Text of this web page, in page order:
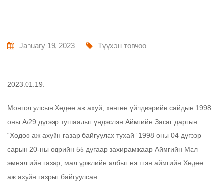
January 19, 2023 Түүхэн товчоо
2023.01.19.
Монгол улсын Хөдөө аж ахуй, хөнгөн үйлдвэрийн сайдын 1998
оны А/29 дүгээр тушаалыг үндэслэн Аймгийн Засаг даргын
“Хөдөө аж ахуйн газар байгуулах тухай” 1998 оны 04 дүгээр
сарын 20-ны өдрийн 55 дугаар захирамжаар Аймгийн Мал
эмнэлгийн газар, мал үржлийн албыг нэгтгэн аймгийн Хөдөө
аж ахуйн газрыг байгуулсан.